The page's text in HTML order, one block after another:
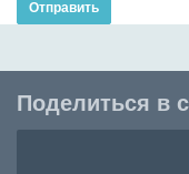
Отправить
Поделиться в